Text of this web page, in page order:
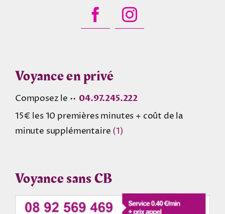
Voyance en privé
Composez le •• 04.97.245.222
15€ les 10 premières minutes + coût de la
minute supplémentaire (1)
Voyance sans CB